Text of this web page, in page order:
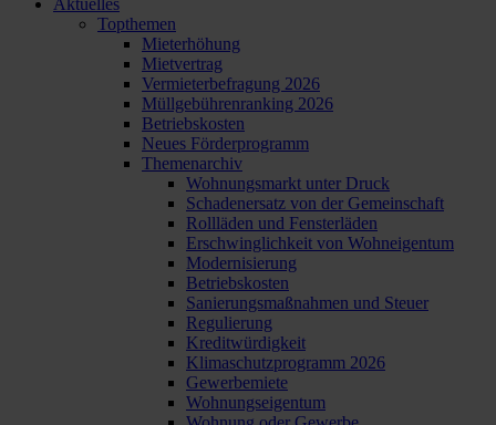
Aktuelles
Topthemen
Mieterhöhung
Mietvertrag
Vermieterbefragung 2026
Müllgebührenranking 2026
Betriebskosten
Neues Förderprogramm
Themenarchiv
Wohnungsmarkt unter Druck
Schadenersatz von der Gemeinschaft
Rollläden und Fensterläden
Erschwinglichkeit von Wohneigentum
Modernisierung
Betriebskosten
Sanierungsmaßnahmen und Steuer
Regulierung
Kreditwürdigkeit
Klimaschutzprogramm 2026
Gewerbemiete
Wohnungseigentum